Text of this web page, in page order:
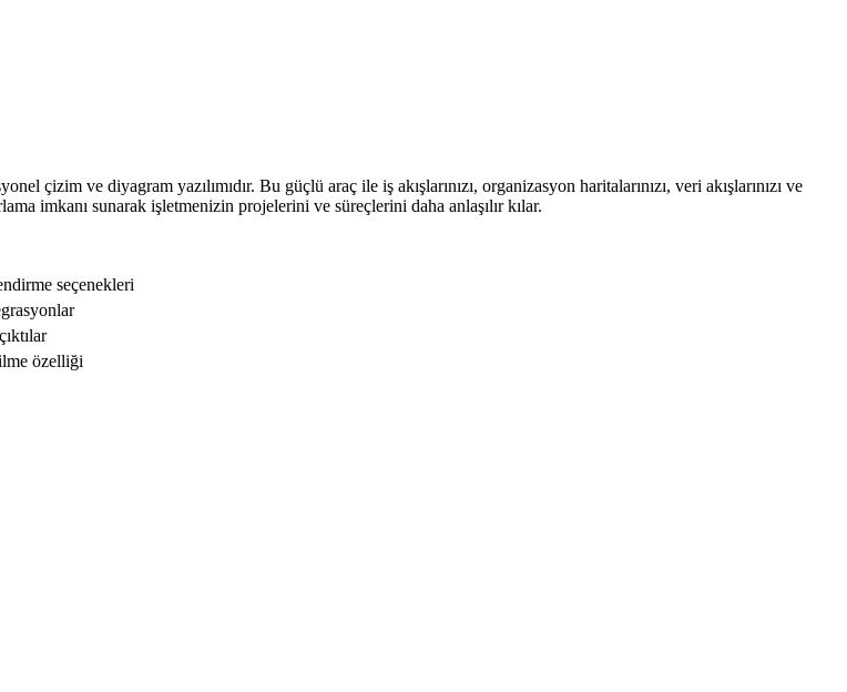
ve diyagram yazılımıdır. Bu güçlü araç ile iş akışlarınızı, organizasyon haritalarınızı, veri akışlarınızı ve
imkanı sunarak işletmenizin projelerini ve süreçlerini daha anlaşılır kılar.
seçenekleri
özelliği